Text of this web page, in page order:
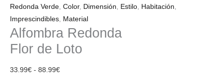
Redonda Verde, Color, Dimensión, Estilo, Habitación,
Imprescindibles, Material
Alfombra Redonda
Flor de Loto
33.99€ - 88.99€